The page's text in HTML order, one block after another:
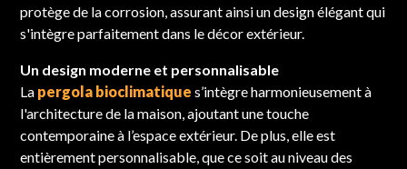
protège de la corrosion, assurant ainsi un design élégant qui
s'intègre parfaitement dans le décor extérieur.
Un design moderne et personnalisable
La pergola bioclimatique s’intègre harmonieusement à
l'architecture de la maison, ajoutant une touche
contemporaine à l’espace extérieur. De plus, elle est
entièrement personnalisable, que ce soit au niveau des